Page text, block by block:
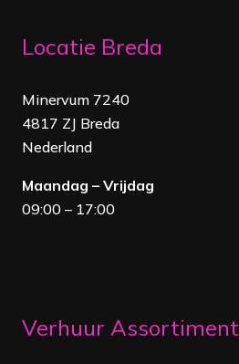
Locatie Breda
Minervum 7240
4817 ZJ Breda
Nederland
Maandag – Vrijdag
09:00 – 17:00
Verhuur Assortiment